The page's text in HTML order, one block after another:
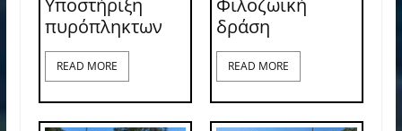
Υποστήριξη
πυρόπληκτων
READ MORE
Φιλοζωική
δράση
READ MORE